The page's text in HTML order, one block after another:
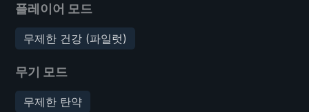
플레이어 모드
무제한 건강 (파일럿)
무기 모드
무제한 탄약